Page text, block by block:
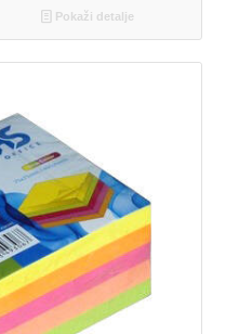
Pokaži detalje